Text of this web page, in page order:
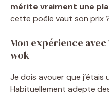
mérite vraiment une
cette poêle vaut son prix
Mon expérience
wok
Je dois avouer que
Habituellement adepte